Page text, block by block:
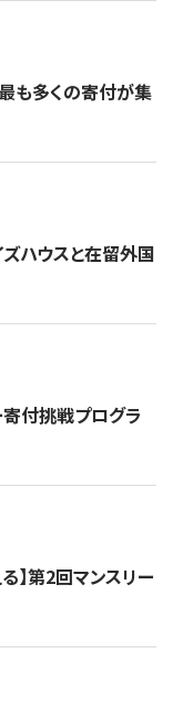
も多くの寄付が集
ハウスと在留外国
寄付挑戦プログラ
】第2回マンスリー